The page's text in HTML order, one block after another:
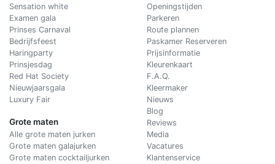
Sensation white
Examen gala
Prinses Carnaval
Bedrijfsfeest
Haringparty
Prinsjesdag
Red Hat Society
Nieuwjaarsgala
Luxury Fair
Grote maten
Alle grote maten jurken
Grote maten galajurken
Grote maten cocktailjurken
Openingstijden
Parkeren
Route plannen
Paskamer Reserveren
Prijsinformatie
Kleurenkaart
F.A.Q.
Kleermaker
Nieuws
Blog
Reviews
Media
Vacatures
Klantenservice